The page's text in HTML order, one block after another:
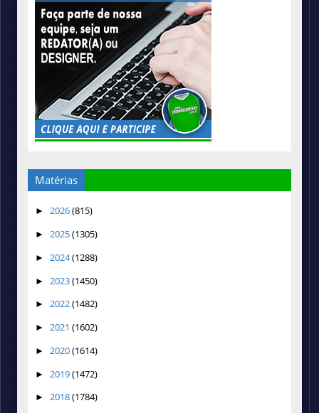
Matérias
► 2026(815)
► 2025(1305)
► 2024(1288)
► 2023(1450)
► 2022(1482)
► 2021 (1602)
► 2020(1614)
► 2019(1472)
► 2018(1784)